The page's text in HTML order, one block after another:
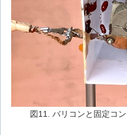
図11. バリコンと固定コ